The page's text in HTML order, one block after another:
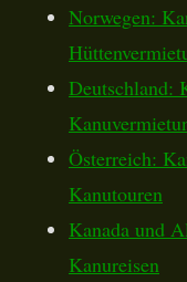
Norwegen:
Deutschland:
Österreich:
Kanutouren
Kanada und
Kanureisen